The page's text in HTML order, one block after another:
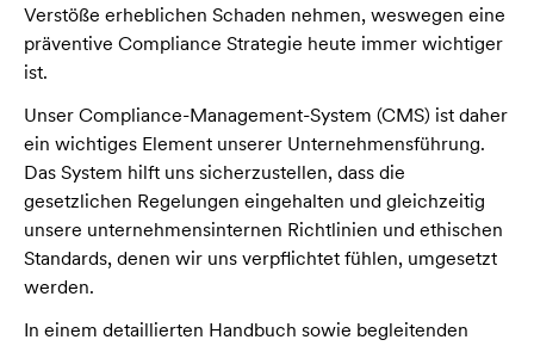
Verstöße erheblichen Schaden nehmen, weswegen eine
präventive Compliance Strategie heute immer wichtiger
ist.
Unser Compliance-Management-System (CMS) ist daher
ein wichtiges Element unserer Unternehmensführung.
Das System hilft uns sicherzustellen, dass die
gesetzlichen Regelungen eingehalten und gleichzeitig
unsere unternehmensinternen Richtlinien und ethischen
Standards, denen wir uns verpflichtet fühlen, umgesetzt
werden.
In einem detaillierten Handbuch sowie begleitenden